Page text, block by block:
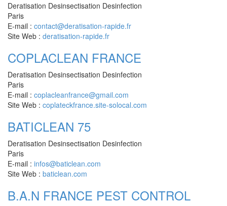
Deratisation Desinsectisation Desinfection
Paris
E-mail : contact@deratisation-rapide.fr
Site Web : deratisation-rapide.fr
COPLACLEAN FRANCE
Deratisation Desinsectisation Desinfection
Paris
E-mail : coplacleanfrance@gmail.com
Site Web : coplateckfrance.site-solocal.com
BATICLEAN 75
Deratisation Desinsectisation Desinfection
Paris
E-mail : infos@baticlean.com
Site Web : baticlean.com
B.A.N FRANCE PEST CONTROL